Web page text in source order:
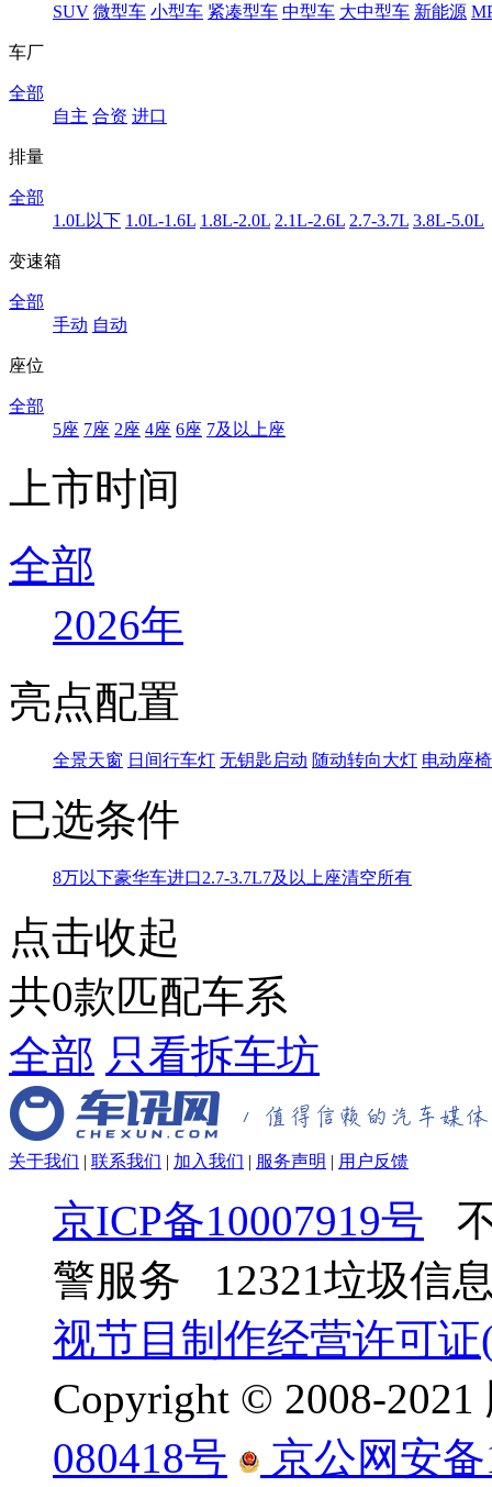
SUV 微型车 小型车 紧凑型车 中型车 大中型车 新能源
车厂
全部
自主 合资 进口
排量
全部
1.0L以下 1.0L-1.6L 1.8L-2.0L 2.1L-2.6L 2.7-3.7L 3.8L-5.0L
变速箱
全部
手动 自动
座位
全部
5座 7座 2座 4座 6座 7及以上座
上市时间
全部
2026年
亮点配置
全景天窗 日间行车灯 无钥匙启动 随动转向大灯 电动座椅
已选条件
8万以下豪华车进口2.7-3.7L7及以上座清空所有
点击收起
共0款匹配车系
全部 只看拆车坊
关于我们 | 联系我们 | 加入我们 | 服务声明 | 用户反馈
京ICP备10007919号
警服务 12321垃圾信
视节目制作经营许可证
Copyright © 2008-
080418号
京公网安备